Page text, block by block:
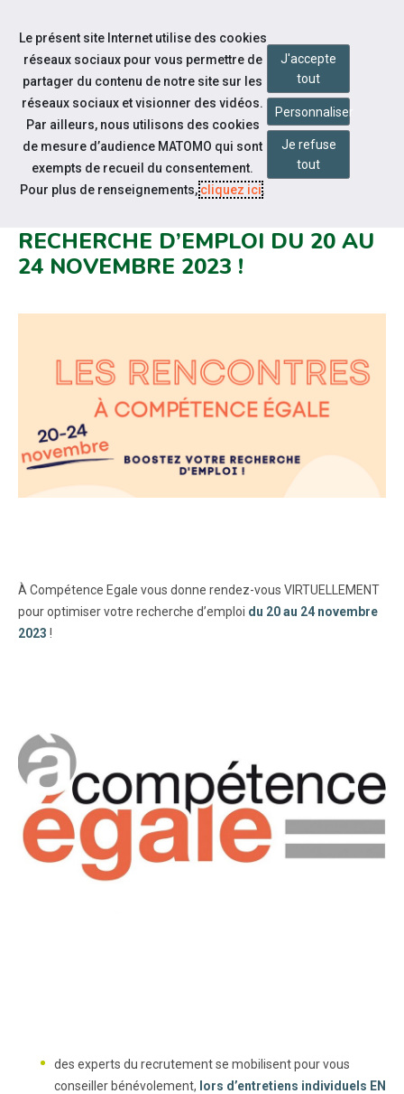
Aller au contenu
Actualités
RENCONTRES À COMPÉTENCE
RECHERCHE D’EMPLOI DU 20 AU
24 NOVEMBRE 2023 !
À Compétence Egale vous donne rendez-vous VIRTUELLEMENT
pour optimiser votre recherche d’emploi du 20 au 24 novembre
2023 !
des experts du recrutement se mobilisent pour vous
conseiller bénévolement, lors d’entretiens individuels EN
Le présent site Internet utilise des cookies
réseaux sociaux pour vous permettre de
partager du contenu de notre site sur les
réseaux sociaux et visionner des vidéos.
Par ailleurs, nous utilisons des cookies
de mesure d’audience MATOMO qui sont
exempts de recueil du consentement.
Pour plus de renseignements,cliquez ici.
J'accepte
tout
Personnaliser
Je refuse
tout